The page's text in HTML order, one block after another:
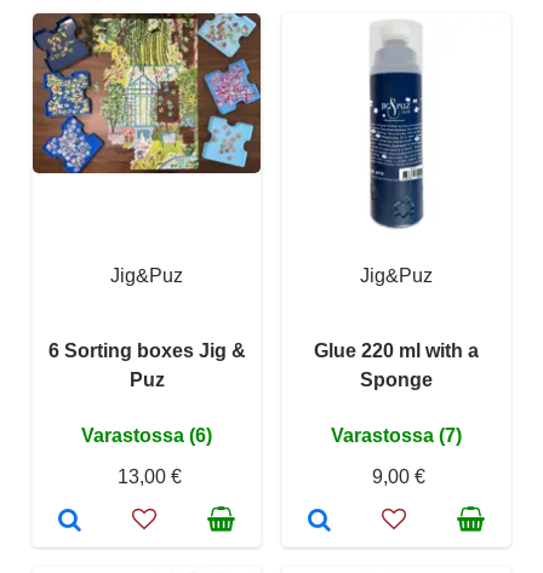
Jig&Puz
6 Sorting boxes Jig &
Puz
Varastossa (6)
13,00 €
Jig&Puz
Glue 220 ml with a
Sponge
Varastossa (7)
9,00 €